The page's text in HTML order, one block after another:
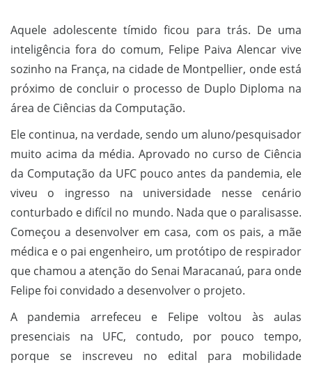
Aquele adolescente tímido ficou para trás. De uma
inteligência fora do comum, Felipe Paiva Alencar vive
sozinho na França, na cidade de Montpellier, onde está
próximo de concluir o processo de Duplo Diploma na
área de Ciências da Computação.
Ele continua, na verdade, sendo um aluno/pesquisador
muito acima da média. Aprovado no curso de Ciência
da Computação da UFC pouco antes da pandemia, ele
viveu o ingresso na universidade nesse cenário
conturbado e difícil no mundo. Nada que o paralisasse.
Começou a desenvolver em casa, com os pais, a mãe
médica e o pai engenheiro, um protótipo de respirador
que chamou a atenção do Senai Maracanaú, para onde
Felipe foi convidado a desenvolver o projeto.
A pandemia arrefeceu e Felipe voltou às aulas
presenciais na UFC, contudo, por pouco tempo,
porque se inscreveu no edital para mobilidade